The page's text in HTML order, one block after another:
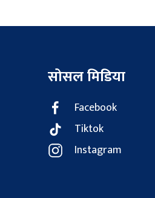
सोसल मिडिया
Facebook
Tiktok
Instagram